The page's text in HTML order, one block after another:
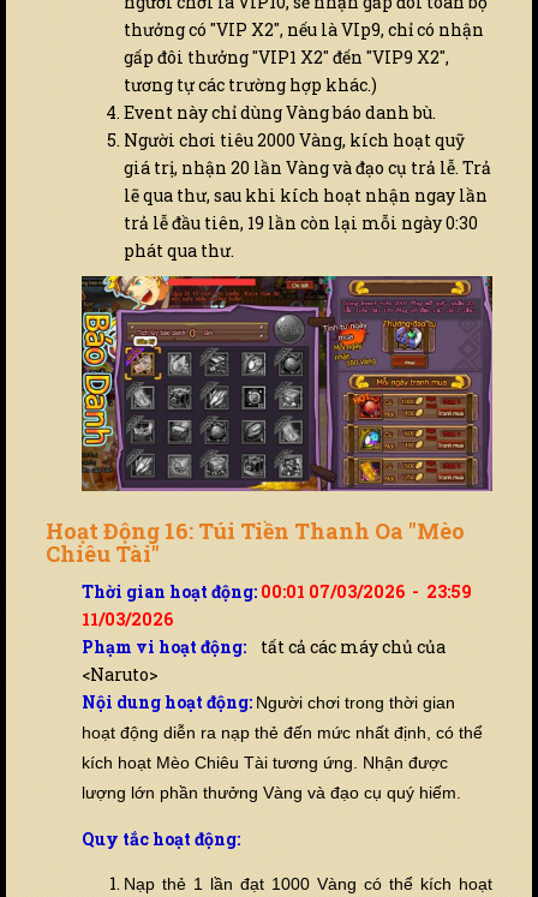
thưởng có "VIP X2", nếu là VIp9, chỉ có nhận
gấp đôi thưởng "VIP1 X2" đến "VIP9 X2",
tương tự các trường hợp khác.)
Event này chỉ dùng Vàng báo danh bù.
Người chơi tiêu 2000 Vàng, kích hoạt quỹ
giá trị, nhận 20 lần Vàng và đạo cụ trả lễ. Trả
lẽ qua thư, sau khi kích hoạt nhận ngay lần
trả lễ đầu tiên, 19 lần còn lại mỗi ngày 0:30
phát qua thư.
Hoạt Động 16: Túi Tiền Thanh Oa "Mèo
Chiêu Tài"
Thời gian hoạt động: 00:01 07/03/2026 - 23:59
11/03/2026
Phạm vi hoạt động: tất cả các máy chủ của
<Naruto>
Nội dung hoạt động: Người chơi trong thời gian
hoạt động diễn ra nạp thẻ đến mức nhất định, có thể
kích hoạt Mèo Chiêu Tài tương ứng. Nhận được
lượng lớn phần thưởng Vàng và đạo cụ quý hiếm.
Quy tắc hoạt động:
Nạp thẻ 1 lần đạt 1000 Vàng có thể kích hoạt